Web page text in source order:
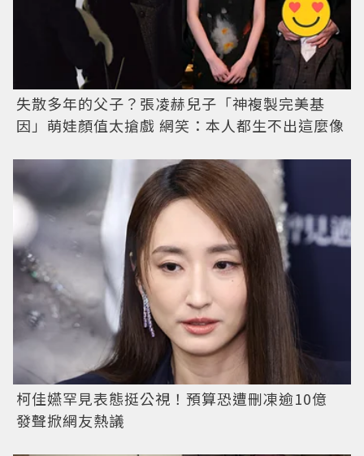
失散多年的父子？張凌赫兒子「神複製完美基
因」萌娃顏值太搶戲 網笑：本人都生不出這麼像
柯佳嬿罕見表態挺公視！預算恐遭刪凍逾10億
發聲掀網友熱議